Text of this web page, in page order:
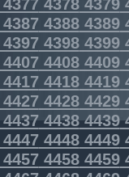
43884389
43984399
44084409
44184419
44284429
44384439
44484449
44584459